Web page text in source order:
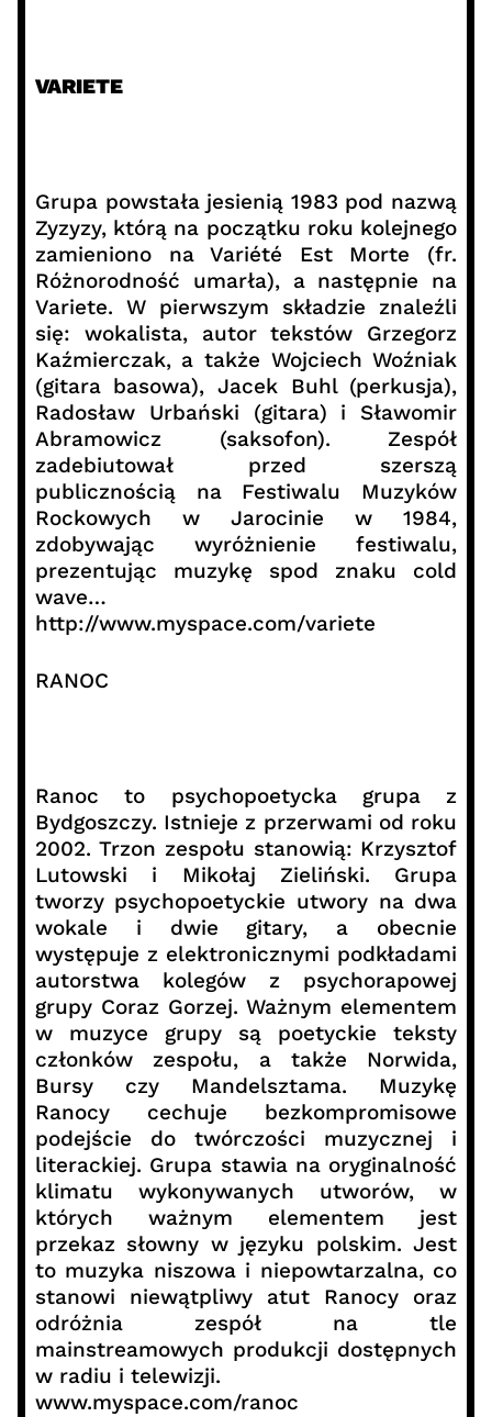
VARIETE
Grupa powstała jesienią 1983 pod nazwą
Zyzyzy, którą na początku roku kolejnego
zamieniono na Variété Est Morte (fr.
Różnorodność umarła), a następnie na
Variete. W pierwszym składzie znaleźli
się: wokalista, autor tekstów Grzegorz
Kaźmierczak, a także Wojciech Woźniak
(gitara basowa), Jacek Buhl (perkusja),
Radosław Urbański (gitara) i Sławomir
Abramowicz (saksofon). Zespół
zadebiutował przed szerszą
publicznością na Festiwalu Muzyków
Rockowych w Jarocinie w 1984,
zdobywając wyróżnienie festiwalu,
prezentując muzykę spod znaku cold
wave…
http://www.myspace.com/variete
RANOC
Ranoc to psychopoetycka grupa z
Bydgoszczy. Istnieje z przerwami od roku
2002. Trzon zespołu stanowią: Krzysztof
Lutowski i Mikołaj Zieliński. Grupa
tworzy psychopoetyckie utwory na dwa
wokale i dwie gitary, a obecnie
występuje z elektronicznymi podkładami
autorstwa kolegów z psychorapowej
grupy Coraz Gorzej. Ważnym elementem
w muzyce grupy są poetyckie teksty
członków zespołu, a także Norwida,
Bursy czy Mandelsztama. Muzykę
Ranocy cechuje bezkompromisowe
podejście do twórczości muzycznej i
literackiej. Grupa stawia na oryginalność
klimatu wykonywanych utworów, w
których ważnym elementem jest
przekaz słowny w języku polskim. Jest
to muzyka niszowa i niepowtarzalna, co
stanowi niewątpliwy atut Ranocy oraz
odróżnia zespół na tle
mainstreamowych produkcji dostępnych
w radiu i telewizji.
www.myspace.com/ranoc